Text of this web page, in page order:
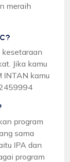
meraih
Jika kamu
INTAN kamu
program
sama
IPA dan
program